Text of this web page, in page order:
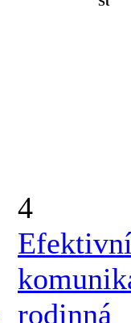
4
rodinná